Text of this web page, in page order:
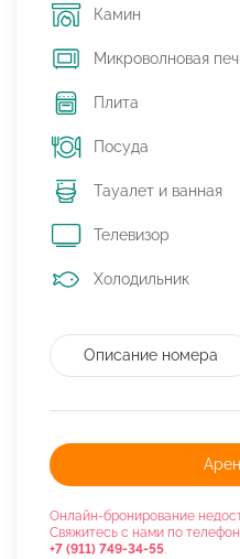
Камин
Микроволновая
Плита
Посуда
Тауалет и ванная
Телевизор
Холодильник
Описание номера
Онлайн-бронирование
Свяжитесь с нами по
+7 (911) 749-34-55.